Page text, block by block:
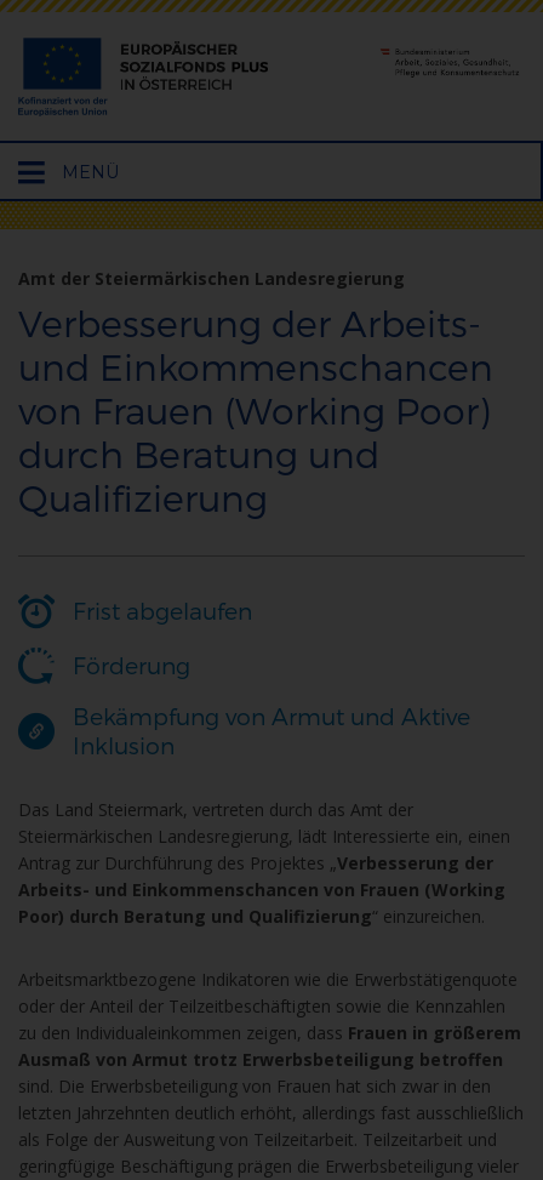
Hauptmenü
öffnen
MENÜ
Amt der Steiermärkischen Landesregierung
Verbesserung der Arbeits-
und Einkommenschancen
von Frauen (Working Poor)
durch Beratung und
Qualifizierung
Frist abgelaufen
Förderung
Bekämpfung von Armut und Aktive
Inklusion
Das Land Steiermark, vertreten durch das Amt der
Steiermärkischen Landesregierung, lädt Interessierte ein, einen
Antrag zur Durchführung des Projektes „Verbesserung der
Arbeits- und Einkommenschancen von Frauen (Working
Poor) durch Beratung und Qualifizierung“ einzureichen.
Arbeitsmarktbezogene Indikatoren wie die Erwerbstätigenquote
oder der Anteil der Teilzeitbeschäftigten sowie die Kennzahlen
zu den Individualeinkommen zeigen, dass Frauen in größerem
Ausmaß von Armut trotz Erwerbsbeteiligung betroffen
sind. Die Erwerbsbeteiligung von Frauen hat sich zwar in den
letzten Jahrzehnten deutlich erhöht, allerdings fast ausschließlich
als Folge der Ausweitung von Teilzeitarbeit. Teilzeitarbeit und
geringfügige Beschäftigung prägen die Erwerbsbeteiligung vieler